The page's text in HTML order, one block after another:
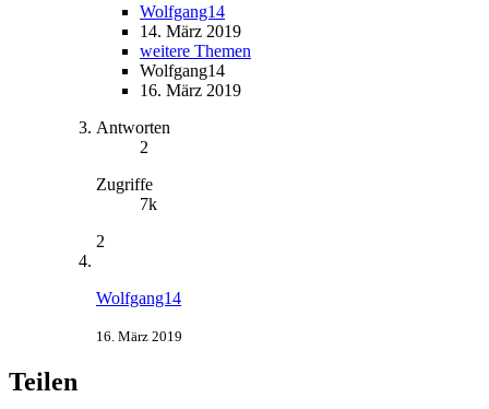
Wolfgang14
14. März 2019
weitere Themen
Wolfgang14
16. März 2019
Antworten
2
Zugriffe
7k
2
Wolfgang14
16. März 2019
Teilen